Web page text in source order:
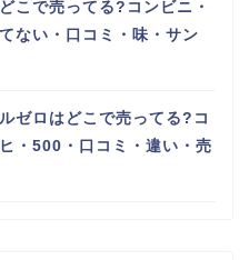
こで売ってる?コンビニ・
ない・口コミ・味・サン
ゼロはどこで売ってる?コ
・500・口コミ・違い・売